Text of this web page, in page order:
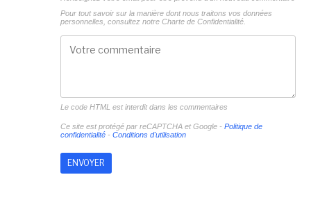
Pour tout savoir sur la manière dont nous traitons vos données
personnelles, consultez notre Charte de Confidentialité.
Le code HTML est interdit dans les commentaires
Ce site est protégé par reCAPTCHA et Google - Politique de
confidentialité- Conditions d'utilisation